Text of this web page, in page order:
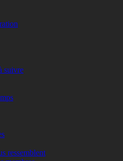
suivre
ressemblent